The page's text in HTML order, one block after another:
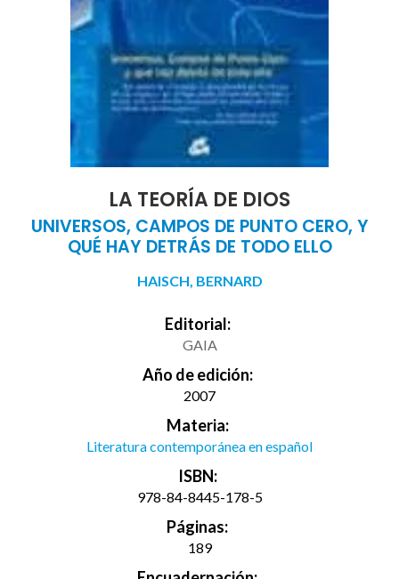
LA TEORÍA DE DIOS
UNIVERSOS, CAMPOS DE PUNTO CERO, Y
QUÉ HAY DETRÁS DE TODO ELLO
HAISCH, BERNARD
Editorial:
GAIA
Año de edición:
2007
Materia:
Literatura contemporánea en español
ISBN:
978-84-8445-178-5
Páginas:
189